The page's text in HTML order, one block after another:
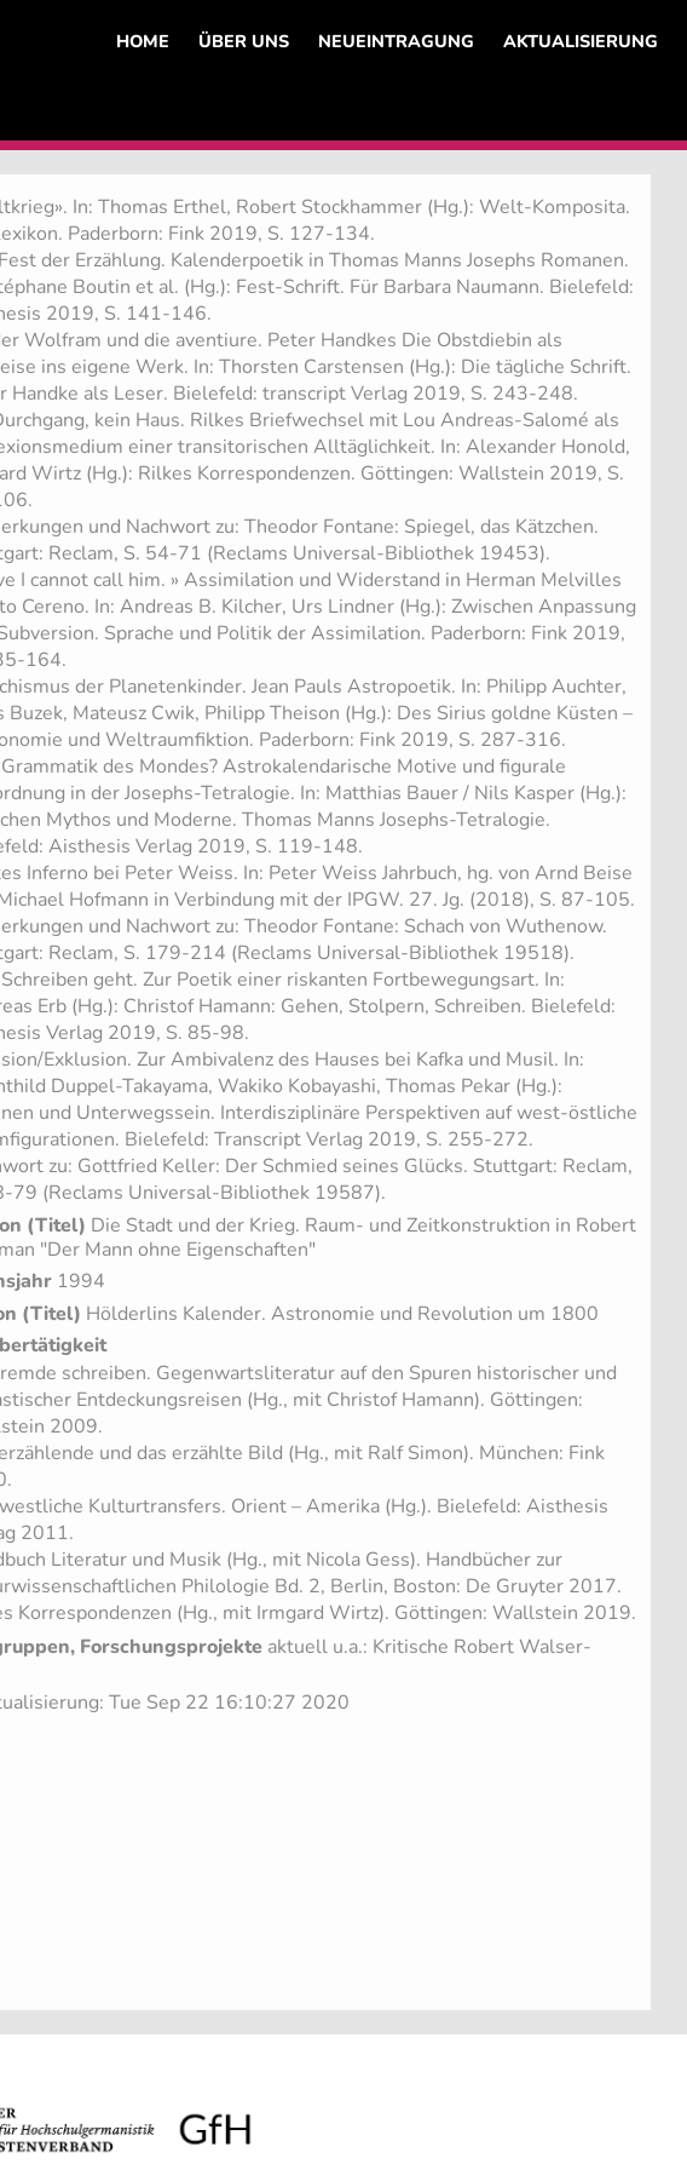
HOME ÜBER UNS NEUEINTRAGUNG AKTUALISIERUNG
In: Thomas Erthel, Robert Stockhammer (Hg.): Welt-Komposita.
Paderborn: Fink 2019, S. 127-134.
der Erzählung. Kalenderpoetik in Thomas Manns Josephs Romanen.
Boutin et al. (Hg.): Fest-Schrift. Für Barbara Naumann. Bielefeld:
2019, S. 141-146.
Wolfram und die aventiure. Peter Handkes Die Obstdiebin als
ins eigene Werk. In: Thorsten Carstensen (Hg.): Die tägliche Schrift.
Handke als Leser. Bielefeld: transcript Verlag 2019, S. 243-248.
kein Haus. Rilkes Briefwechsel mit Lou Andreas-Salomé als
einer transitorischen Alltäglichkeit. In: Alexander Honold,
Wirtz (Hg.): Rilkes Korrespondenzen. Göttingen: Wallstein 2019, S.
und Nachwort zu: Theodor Fontane: Spiegel, das Kätzchen.
Reclam, S. 54-71 (Reclams Universal-Bibliothek 19453).
I cannot call him. » Assimilation und Widerstand in Herman Melvilles
Cereno. In: Andreas B. Kilcher, Urs Lindner (Hg.): Zwischen Anpassung
Sprache und Politik der Assimilation. Paderborn: Fink 2019,
164.
der Planetenkinder. Jean Pauls Astropoetik. In: Philipp Auchter,
Buzek, Mateusz Cwik, Philipp Theison (Hg.): Des Sirius goldne Küsten –
und Weltraumfiktion. Paderborn: Fink 2019, S. 287-316.
des Mondes? Astrokalendarische Motive und figurale
in der Josephs-Tetralogie. In: Matthias Bauer / Nils Kasper (Hg.):
Mythos und Moderne. Thomas Manns Josephs-Tetralogie.
Aisthesis Verlag 2019, S. 119-148.
Inferno bei Peter Weiss. In: Peter Weiss Jahrbuch, hg. von Arnd Beise
Hofmann in Verbindung mit der IPGW. 27. Jg. (2018), S. 87-105.
und Nachwort zu: Theodor Fontane: Schach von Wuthenow.
Reclam, S. 179-214 (Reclams Universal-Bibliothek 19518).
geht. Zur Poetik einer riskanten Fortbewegungsart. In:
Erb (Hg.): Christof Hamann: Gehen, Stolpern, Schreiben. Bielefeld:
Verlag 2019, S. 85-98.
Exklusion. Zur Ambivalenz des Hauses bei Kafka und Musil. In:
Duppel-Takayama, Wakiko Kobayashi, Thomas Pekar (Hg.):
und Unterwegssein. Interdisziplinäre Perspektiven auf west-östliche
Bielefeld: Transcript Verlag 2019, S. 255-272.
zu: Gottfried Keller: Der Schmied seines Glücks. Stuttgart: Reclam,
79 (Reclams Universal-Bibliothek 19587).
(Titel) Die Stadt und der Krieg. Raum- und Zeitkonstruktion in Robert
"Der Mann ohne Eigenschaften"
1994
(Titel) Hölderlins Kalender. Astronomie und Revolution um 1800
schreiben. Gegenwartsliteratur auf den Spuren historischer und
Entdeckungsreisen (Hg., mit Christof Hamann). Göttingen:
2009.
und das erzählte Bild (Hg., mit Ralf Simon). München: Fink
Kulturtransfers. Orient – Amerika (Hg.). Bielefeld: Aisthesis
2011.
Literatur und Musik (Hg., mit Nicola Gess). Handbücher zur
Philologie Bd. 2, Berlin, Boston: De Gruyter 2017.
Korrespondenzen (Hg., mit Irmgard Wirtz). Göttingen: Wallstein 2019.
Forschungsprojekte aktuell u.a.: Kritische Robert Walser-
Tue Sep 22 16:10:27 2020